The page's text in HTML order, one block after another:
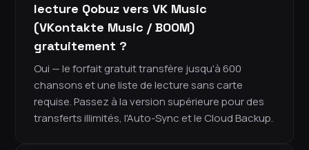
lecture Qobuz vers VK Music
(VKontakte Music / BOOM)
gratuitement ?
Oui — le forfait gratuit transfère jusqu'à 600
chansons et une liste de lecture sans carte
requise. Passez à la version supérieure pour des
transferts illimités, l'Auto-Sync et le Cloud Backup.